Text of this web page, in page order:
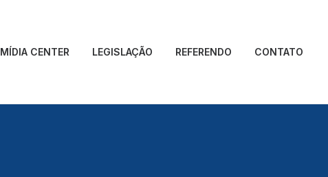
MÍDIA CENTER LEGISLAÇÃO REFERENDO CONTATO